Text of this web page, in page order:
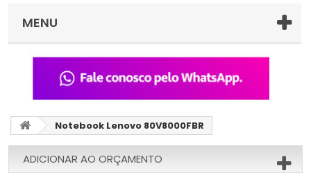
MENU
Notebook Lenovo 80V8000FBR
ADICIONAR AO ORÇAMENTO